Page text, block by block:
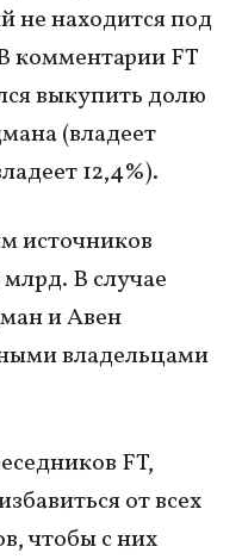
не находится под
комментарии FT
выкупить долю
(владеет
12,4%).
источников
млрд. В случае
и Авен
владельцами
FT,
от всех
чтобы с них